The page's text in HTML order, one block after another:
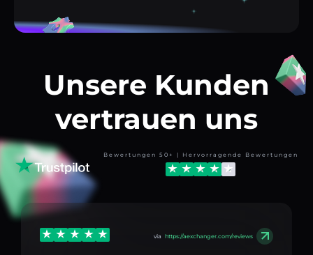
Unsere Kunden
vertrauen uns
Bewertungen 50+ | Hervorragende Bewertungen
via https://aexchanger.com/reviews